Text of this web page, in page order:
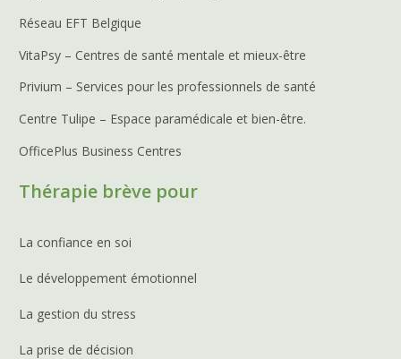
Réseau EFT Belgique
VitaPsy – Centres de santé mentale et mieux-être
Privium – Services pour les professionnels de santé
Centre Tulipe – Espace paramédicale et bien-être.
OfficePlus Business Centres
Thérapie brève pour
La confiance en soi
Le développement émotionnel
La gestion du stress
La prise de décision